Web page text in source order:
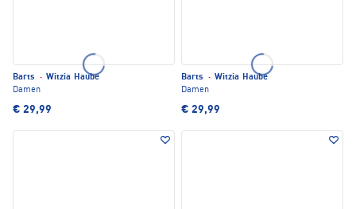
Barts · Witzia Haube
Damen
€ 29,99
Barts · Witzia Haube
Damen
€ 29,99